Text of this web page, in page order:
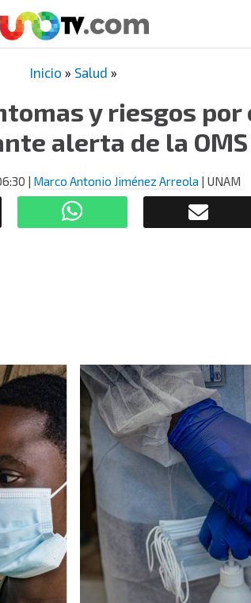
Inicio » Salud »
y riesgos por
alerta de la OMS
| Marco Antonio Jiménez Arreola | UNAM